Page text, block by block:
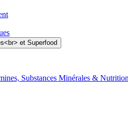
Substances Minérales &